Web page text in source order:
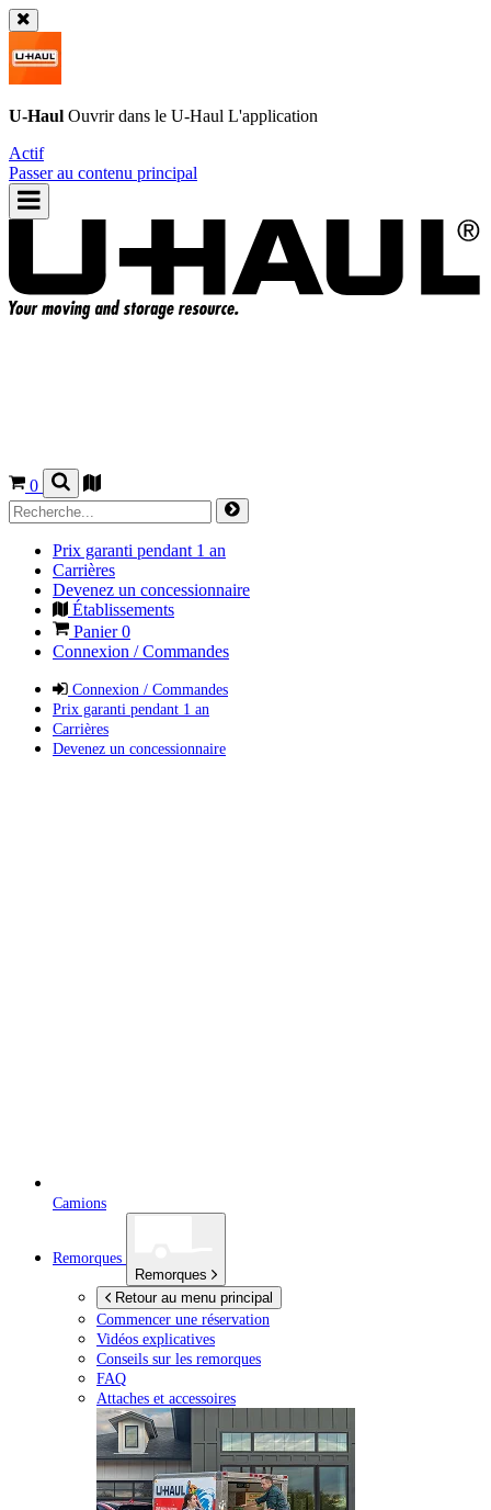
U-Haul Ouvrir dans le U-Haul L'application
Actif
Passer au contenu principal
0
Prix garanti pendant 1 an
Carrières
Devenez un concessionnaire
Établissements
Panier0
Connexion / Commandes
Connexion / Commandes
Prix garanti pendant 1 an
Carrières
Devenez un concessionnaire
Camions
Remorques
Remorques
Retour au menu principal
Commencer une réservation
Vidéos explicatives
Conseils sur les remorques
FAQ
Attaches et accessoires